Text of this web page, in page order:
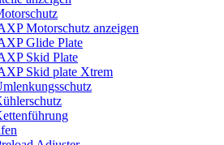
Motorschutz anzeigen
Glide Plate
Skid Plate
Skid plate Xtrem